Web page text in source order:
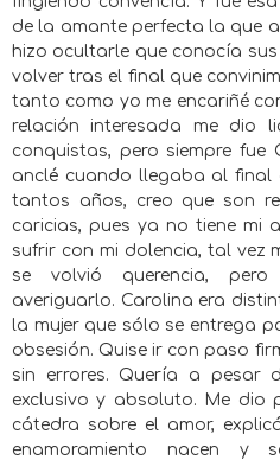
de la amante perfecta la que
hizo ocultarle que conocía
volver tras el final que
tanto como yo me encariñé
relación interesada me dio
conquistas, pero siempre
anclé cuando llegaba al final
tantos años, creo que son
caricias, pues ya no tiene mi
sufrir con mi dolencia, tal vez
se volvió querencia,
averiguarlo. Carolina era
la mujer que sólo se entrega
obsesión. Quise ir con paso
sin errores. Quería a pesar
exclusivo y absoluto. Me dio
cátedra sobre el amor,
enamoramiento nacen y